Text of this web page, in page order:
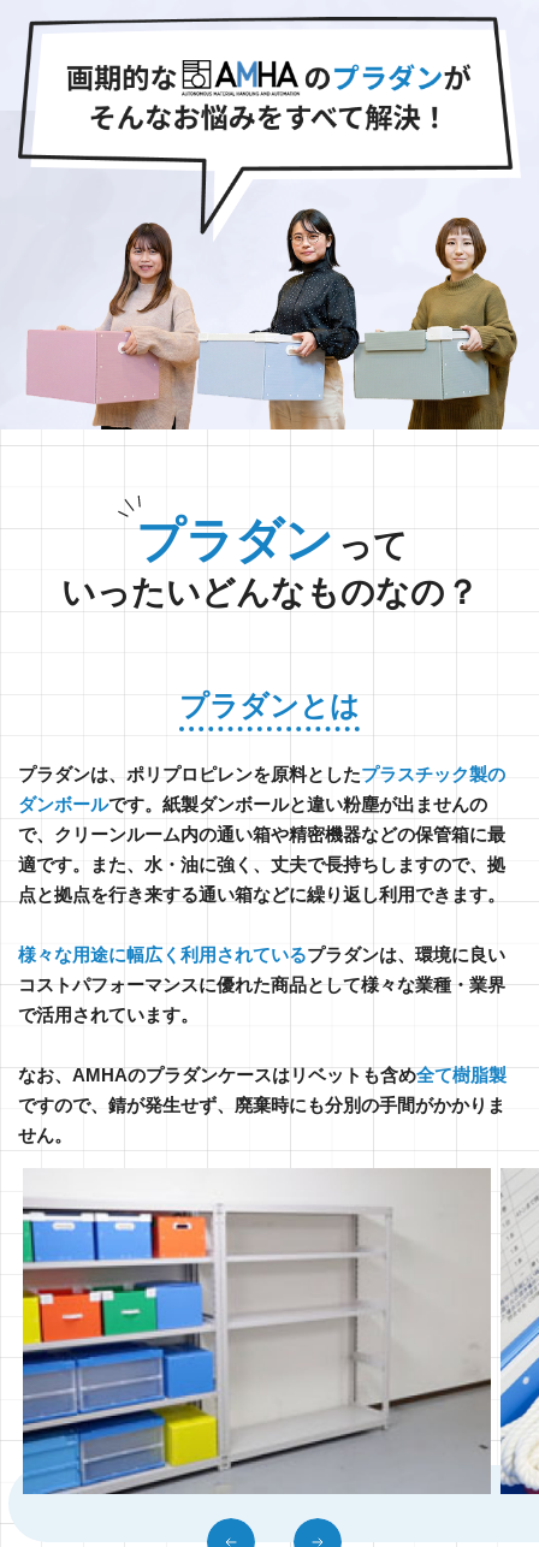
プラダン って
いったいどんなものなの？
プラダンとは
プラダンは、ポリプロピレンを原料としたプラスチック製の
ダンボールです。紙製ダンボールと違い粉塵が出ませんの
で、クリーンルーム内の通い箱や精密機器などの保管箱に最
適です。また、水・油に強く、丈夫で長持ちしますので、拠
点と拠点を行き来する通い箱などに繰り返し利用できます。
様々な用途に幅広く利用されているプラダンは、環境に良い
コストパフォーマンスに優れた商品として様々な業種・業界
で活用されています。
なお、AMHAのプラダンケースはリベットも含め全て樹脂製
ですので、錆が発生せず、廃棄時にも分別の手間がかかりま
せん。